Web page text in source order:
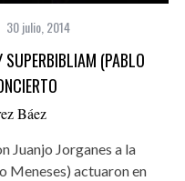
30 julio, 2014
SUPERBIBLIAM (PABLO
Báez
Juanjo Jorganes a la
Meneses) actuaron en